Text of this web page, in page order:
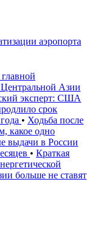
аэропорта
Азии
эксперт: США
срок
• Ходьба после
какое одно
выдачи в России
• Краткая
больше не ставят